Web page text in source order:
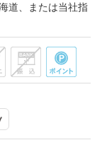
道、または当社指